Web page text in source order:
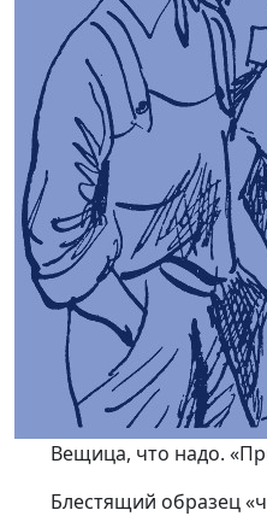
Вещица, что надо.
Блестящий образец